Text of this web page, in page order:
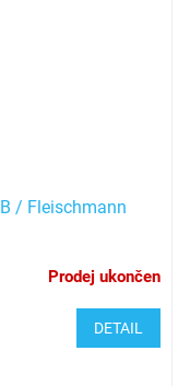
/ Fleischmann
Prodej ukončen
DETAIL